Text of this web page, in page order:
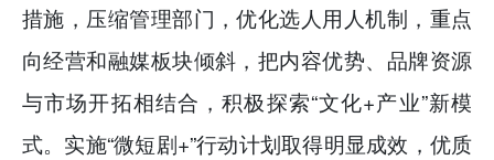
措施，压缩管理部门，优化选人用人机制，重点
向经营和融媒板块倾斜，把内容优势、品牌资源
与市场开拓相结合，积极探索“文化+产业”新模
式。实施“微短剧+”行动计划取得明显成效，优质